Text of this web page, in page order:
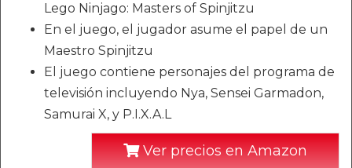
Lego Ninjago: Masters of Spinjitzu
En el juego, el jugador asume el papel de un
Maestro Spinjitzu
El juego contiene personajes del programa de
televisión incluyendo Nya, Sensei Garmadon,
Samurai X, y P.I.X.A.L
Ver precios en Amazon